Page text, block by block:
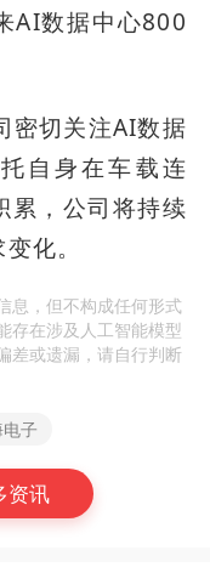
AI数据中心800
密切关注AI数据
自身在车载连
累，公司将持续
化。
息，但不构成任何形式
存在涉及人工智能模型
差或遗漏，请自行判断
子
资讯